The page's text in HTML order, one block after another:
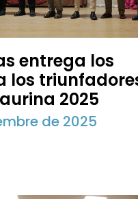
entrega los
los
2025
de 2025